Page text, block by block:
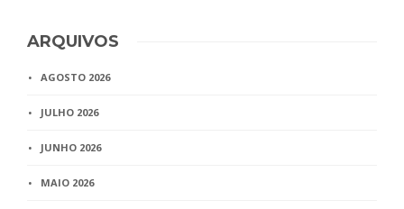
ARQUIVOS
AGOSTO 2026
JULHO 2026
JUNHO 2026
MAIO 2026